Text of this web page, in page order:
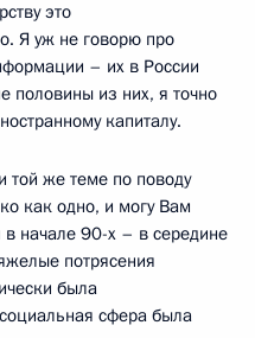
это
Я уж не говорю про
– их в России
половины из них, я точно
капиталу.
той же теме по поводу
как одно, и могу Вам
в начале 90-х – в середине
потрясения
была
сфера была